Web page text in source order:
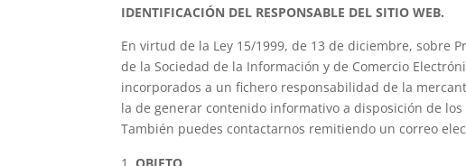
IDENTIFICACIÓN DEL RESPONSABLE DEL SITIO WEB.
En virtud de la Ley 15/1999, de 13 de diciembre, sobre
de la Sociedad de la Información y de Comercio
incorporados a un fichero responsabilidad de la
la de generar contenido informativo a disposición de
También puedes contactarnos remitiendo un correo